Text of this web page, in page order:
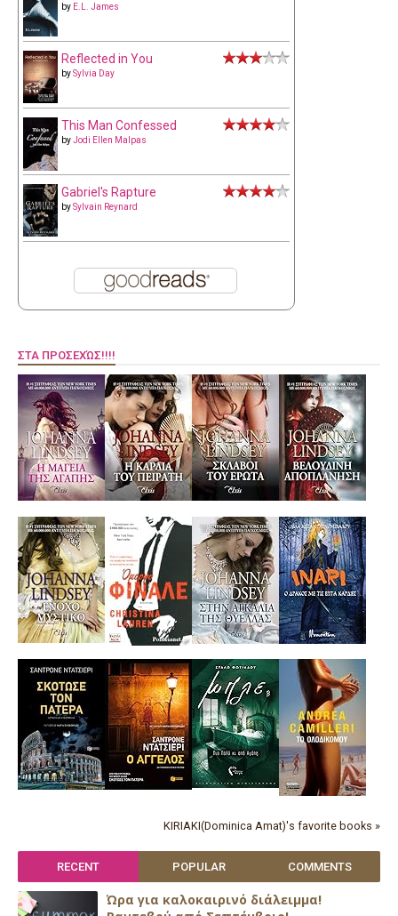
by E.L. James
Reflected in You
bySylvia Day
This Man Confessed
byJodi Ellen Malpas
Gabriel's Rapture
bySylvain Reynard
ΣΤΑ ΠΡΟΣΕΧΏΣ!!!!
KIRIAKI(Dominica Amat)'s favorite books »
RECENT POPULAR COMMENTS
Ώρα για καλοκαιρινό διάλειμμα!